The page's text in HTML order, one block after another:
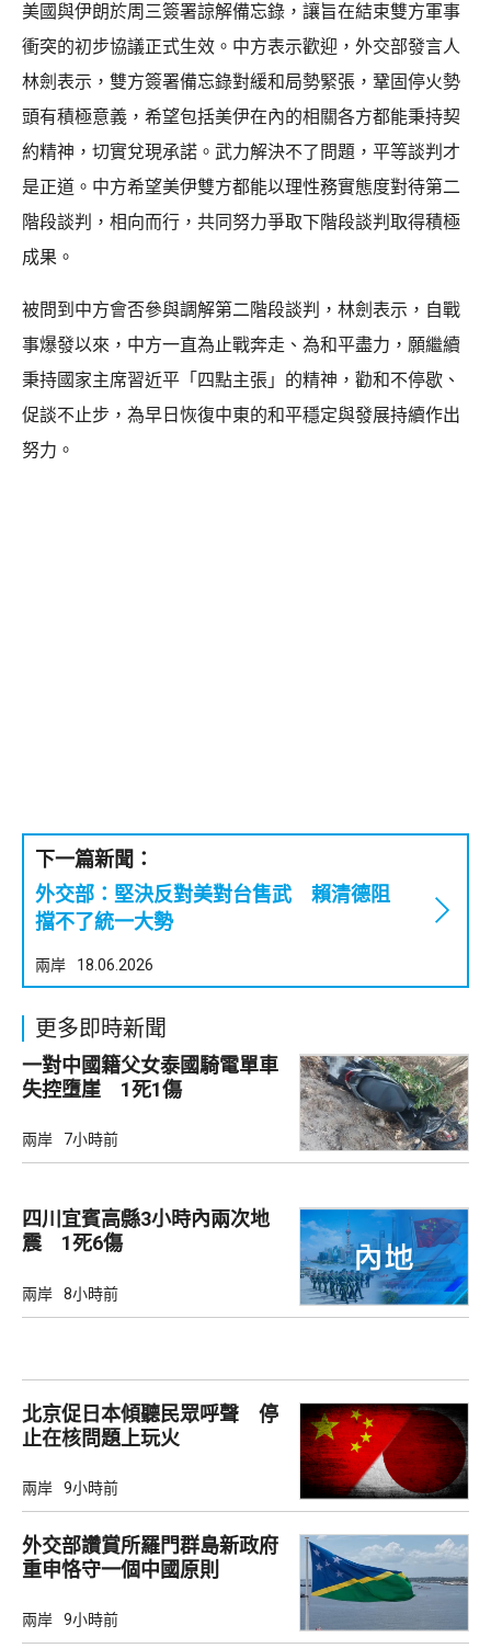
美國與伊朗於周三簽署諒解備忘錄，讓旨在結束雙方軍事
衝突的初步協議正式生效。中方表示歡迎，外交部發言人
林劍表示，雙方簽署備忘錄對緩和局勢緊張，鞏固停火勢
頭有積極意義，希望包括美伊在內的相關各方都能秉持契
約精神，切實兌現承諾。武力解決不了問題，平等談判才
是正道。中方希望美伊雙方都能以理性務實態度對待第二
階段談判，相向而行，共同努力爭取下階段談判取得積極
成果。
被問到中方會否參與調解第二階段談判，林劍表示，自戰
事爆發以來，中方一直為止戰奔走、為和平盡力，願繼續
秉持國家主席習近平「四點主張」的精神，勸和不停歇、
促談不止步，為早日恢復中東的和平穩定與發展持續作出
努力。
下一篇新聞：
外交部：堅決反對美對台售武 賴清德阻
擋不了統一大勢
兩岸 18.06.2026
更多即時新聞
一對中國籍父女泰國騎電單車
失控墮崖 1死1傷
兩岸 7小時前
四川宜賓高縣3小時內兩次地
震 1死6傷
兩岸 8小時前
北京促日本傾聽民眾呼聲 停
止在核問題上玩火
兩岸 9小時前
外交部讚賞所羅門群島新政府
重申恪守一個中國原則
兩岸 9小時前